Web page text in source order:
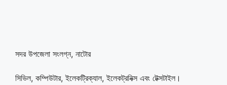
সদর উপজেলা সংলগ্ন, নাটোর
সিভিল, কম্পিউটার, ইলেকট্রিক্যাল, ইলেকট্রনিক্স এবং টেক্সটাইল।